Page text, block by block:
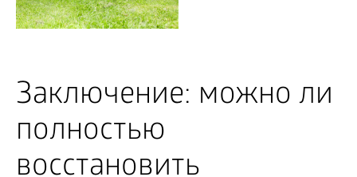
Заключение: можно ли
полностью
восстановить